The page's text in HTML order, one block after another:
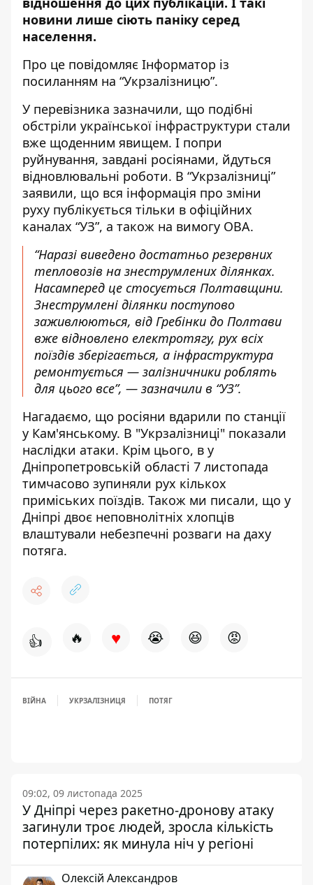
новини лише сіють паніку серед
населення.
Про це повідомляє Інформатор із
посиланням на “Укрзалізницю”.
У перевізника зазначили, що подібні
обстріли української інфраструктури стали
вже щоденним явищем. І попри
руйнування, завдані росіянами, йдуться
відновлювальні роботи. В “Укрзалізниці”
заявили, що вся інформація про зміни
руху публікується тільки в офіційних
каналах “УЗ”, а також на вимогу ОВА.
“Наразі виведено достатньо резервних
тепловозів на знеструмлених ділянках.
Насамперед це стосується Полтавщини.
Знеструмлені ділянки поступово
заживлюються, від Гребінки до Полтави
вже відновлено електротягу, рух всіх
поїздів зберігається, а інфраструктура
ремонтується — залізничники роблять
для цього все”, — зазначили в “УЗ”.
Нагадаємо, що росіяни вдарили по станції
у Кам'янському. В "Укрзалізниці" показали
наслідки атаки. Крім цього, в у
Дніпропетровській області 7 листопада
тимчасово зупиняли рух кількох
приміських поїздів. Також ми писали, що у
Дніпрі двоє неповнолітніх хлопців
влаштували небезпечні розваги на даху
потяга.
👍 🔥 ♥ 😭 😆 😡
ВІЙНА УКРЗАЛІЗНИЦЯ ПОТЯГ
09:02, 09 листопада 2025
У Дніпрі через ракетно-дронову атаку
загинули троє людей, зросла кількість
потерпілих: як минула ніч у регіоні
Олексій Александров